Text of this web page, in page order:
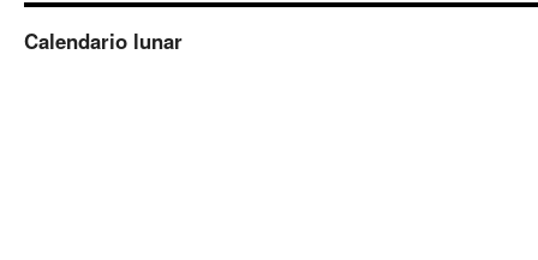
Calendario lunar